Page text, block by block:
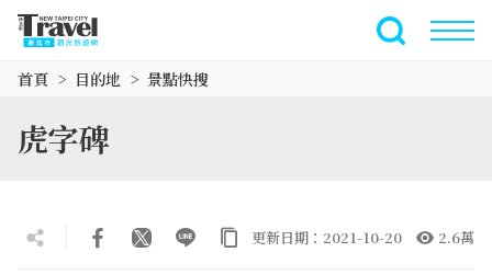
全文檢索
首頁 目的地 景點快搜
虎字碑
更新日期：2021-10-20 2.6萬